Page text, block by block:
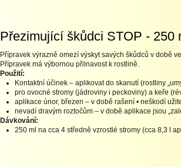
Přezimující škůdci STOP - 250
Přípravek výrazně omezí výskyt savých škůdců v době
Přípravek má výbornou přilnavost k rostlině.
Použití:
Kontaktní účinek – aplikovat do skanutí (rostliny
pro ovocné stromy (jádroviny i peckoviny) a keře
aplikace únor, březen – v době rašení • neškodí
nevadí dravým roztočům – v době aplikace jsou
Dávkování:
250 ml na cca 4 středně vzrostlé stromy (cca 8,3 l